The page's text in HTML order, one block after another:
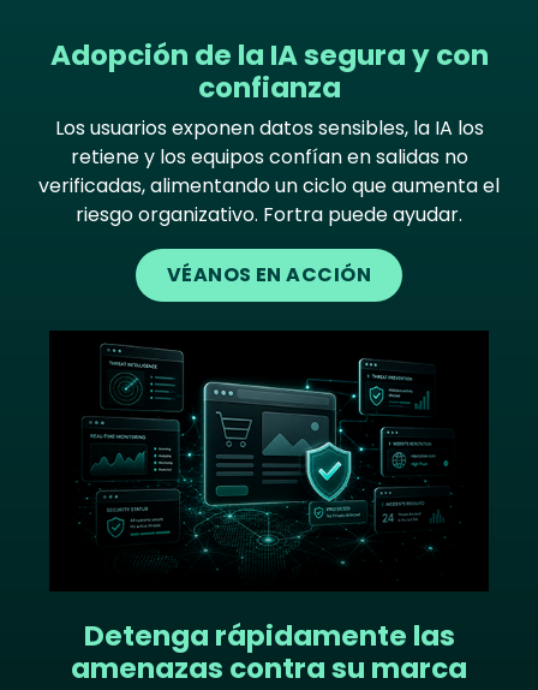
Adopción de la IA segura y con
confianza
Los usuarios exponen datos sensibles, la IA los
retiene y los equipos confían en salidas no
verificadas, alimentando un ciclo que aumenta el
riesgo organizativo. Fortra puede ayudar.
VÉANOS EN ACCIÓN
Detenga rápidamente las
amenazas contra su marca